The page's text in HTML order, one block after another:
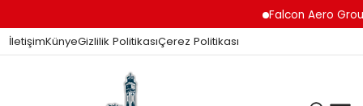
Falcon Aero Group,
İletişimKünyeGizlilik PolitikasıÇerez Politikası